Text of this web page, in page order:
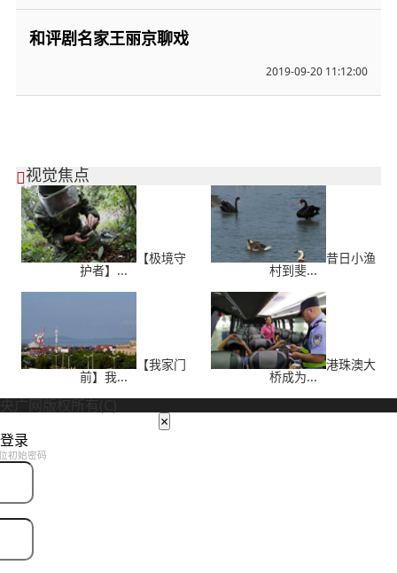
和评剧名家王丽京聊戏
2019-09-20 11:12:00
视觉焦点
【极境守
护者】...
昔日小渔
村到斐...
【我家门
前】我...
港珠澳大
桥成为...
×
录
初始密码